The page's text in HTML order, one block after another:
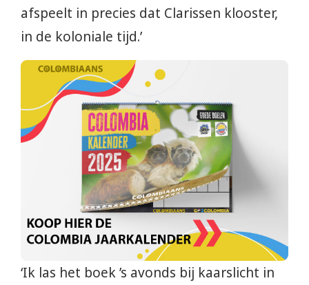
afspeelt in precies dat Clarissen klooster,
in de koloniale tijd.’
‘Ik las het boek ’s avonds bij kaarslicht in